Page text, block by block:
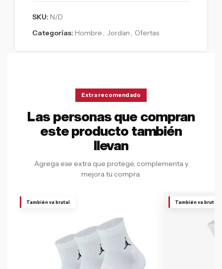
SKU: N/D
Categorías: Hombre Jordan Ofertas
Extra recomendado
Las personas que compran
este producto también
llevan
Agrega ese extra que protege, complementa y
mejora tu compra.
También va brutal También va brutal